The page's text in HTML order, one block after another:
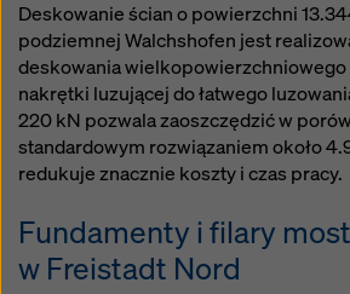
Deskowanie ścian o powierzchni
podziemnej Walchshofen jest
deskowania wielkopowierzchniowego
nakrętki luzującej do łatwego
220 kN pozwala zaoszczędzić w
standardowym rozwiązaniem około
redukuje znacznie koszty i czas pracy.
Fundamenty i filary
w Freistadt Nord